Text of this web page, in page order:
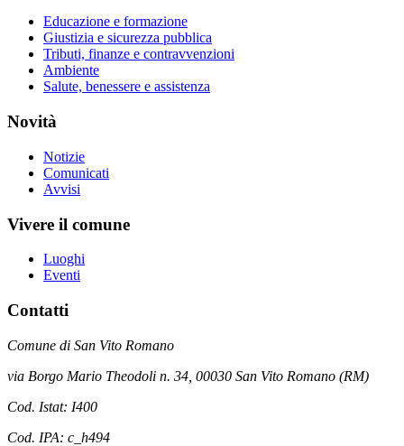
Educazione e formazione
Giustizia e sicurezza pubblica
Tributi, finanze e contravvenzioni
Ambiente
Salute, benessere e assistenza
Novità
Notizie
Comunicati
Avvisi
Vivere il comune
Luoghi
Eventi
Contatti
Comune di San Vito Romano
via Borgo Mario Theodoli n. 34, 00030 San Vito Romano (RM)
Cod. Istat: I400
Cod. IPA: c_h494